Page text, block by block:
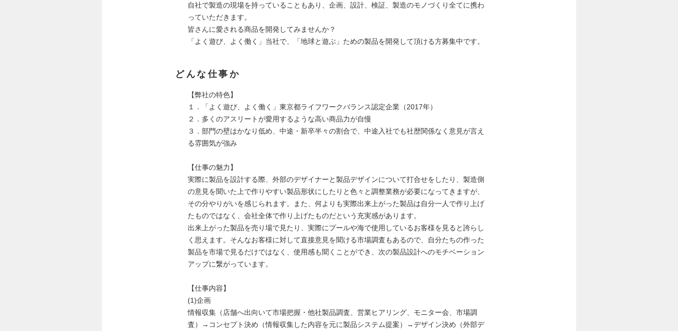
自社で製造の現場を持っていることもあり、企画、設計、検証、製造のモノづくり全てに携わ
っていただきます。
皆さんに愛される商品を開発してみませんか？
「よく遊び、よく働く」当社で、「地球と遊ぶ」ための製品を開発して頂ける方募集中です。
どんな仕事か
【弊社の特色】
１．「よく遊び、よく働く」東京都ライフワークバランス認定企業（2017年）
２．多くのアスリートが愛用するような高い商品力が自慢
３．部門の壁はかなり低め、中途・新卒半々の割合で、中途入社でも社歴関係なく意見が言え
る雰囲気が強み
【仕事の魅力】
実際に製品を設計する際、外部のデザイナーと製品デザインについて打合せをしたり、製造側
の意見を聞いた上で作りやすい製品形状にしたりと色々と調整業務が必要になってきますが、
その分やりがいを感じられます。また、何よりも実際出来上がった製品は自分一人で作り上げ
たものではなく、会社全体で作り上げたものだという充実感があります。
出来上がった製品を売り場で見たり、実際にプールや海で使用しているお客様を見ると誇らし
く思えます。そんなお客様に対して直接意見を聞ける市場調査もあるので、自分たちの作った
製品を市場で見るだけではなく、使用感も聞くことができ、次の製品設計へのモチベーション
アップに繋がっています。
【仕事内容】
(1)企画
情報収集（店舗へ出向いて市場把握・他社製品調査、営業ヒアリング、モニター会、市場調
査）→コンセプト決め（情報収集した内容を元に製品システム提案）→デザイン決め（外部デ